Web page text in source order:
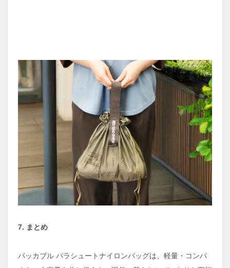
7. まとめ
パッカブル パラシュートナイロンバッグは、軽量・コンパ